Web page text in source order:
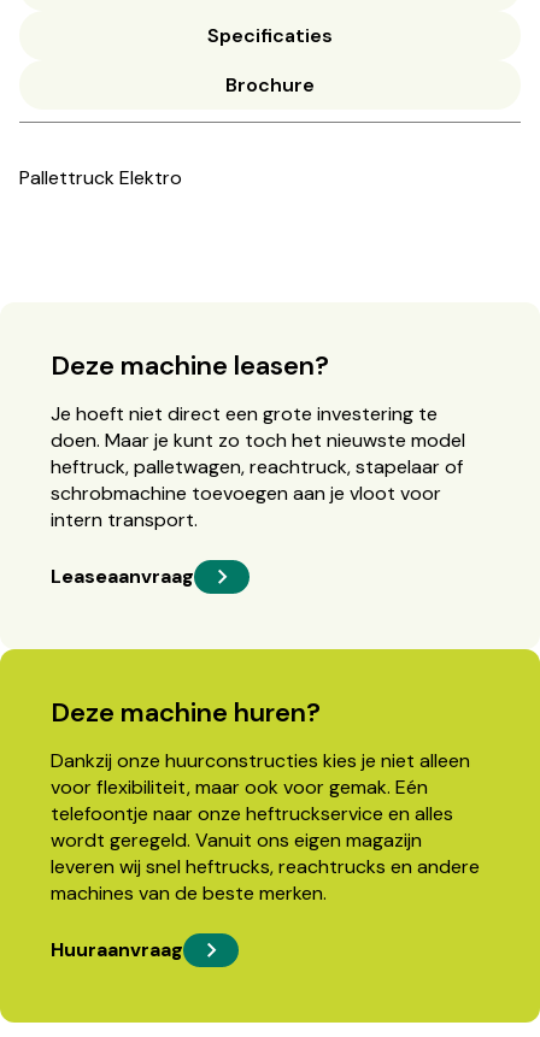
Specificaties
Brochure
Pallettruck Elektro
Deze machine leasen?
Je hoeft niet direct een grote investering te
doen. Maar je kunt zo toch het nieuwste model
heftruck, palletwagen, reachtruck, stapelaar of
schrobmachine toevoegen aan je vloot voor
intern transport.
Leaseaanvraag
Deze machine huren?
Dankzij onze huurconstructies kies je niet alleen
voor flexibiliteit, maar ook voor gemak. Eén
telefoontje naar onze heftruckservice en alles
wordt geregeld. Vanuit ons eigen magazijn
leveren wij snel heftrucks, reachtrucks en andere
machines van de beste merken.
Huuraanvraag